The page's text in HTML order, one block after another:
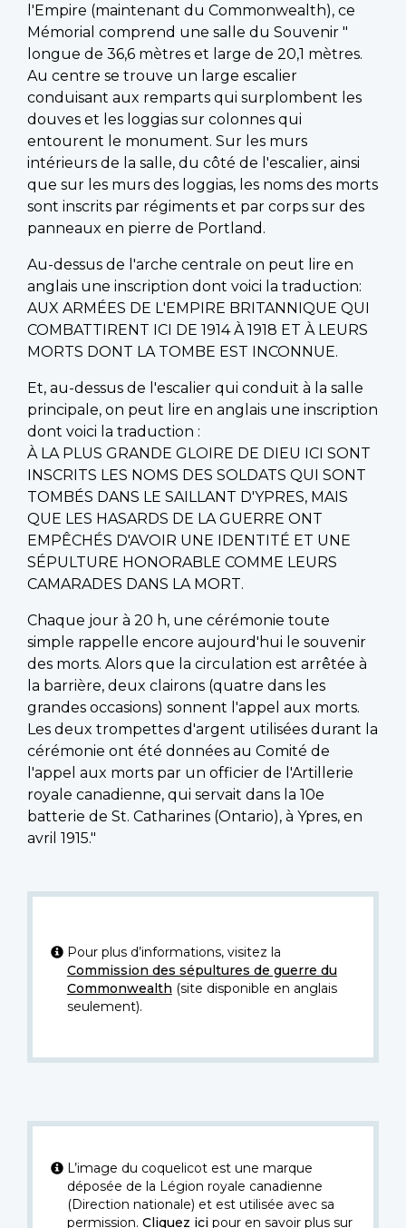
l'Empire (maintenant du Commonwealth), ce
Mémorial comprend une salle du Souvenir "
longue de 36,6 mètres et large de 20,1 mètres.
Au centre se trouve un large escalier
conduisant aux remparts qui surplombent les
douves et les loggias sur colonnes qui
entourent le monument. Sur les murs
intérieurs de la salle, du côté de l'escalier, ainsi
que sur les murs des loggias, les noms des morts
sont inscrits par régiments et par corps sur des
panneaux en pierre de Portland.
Au-dessus de l'arche centrale on peut lire en
anglais une inscription dont voici la traduction:
AUX ARMÉES DE L'EMPIRE BRITANNIQUE QUI
COMBATTIRENT ICI DE 1914 À 1918 ET À LEURS
MORTS DONT LA TOMBE EST INCONNUE.
Et, au-dessus de l'escalier qui conduit à la salle
principale, on peut lire en anglais une inscription
dont voici la traduction :
À LA PLUS GRANDE GLOIRE DE DIEU ICI SONT
INSCRITS LES NOMS DES SOLDATS QUI SONT
TOMBÉS DANS LE SAILLANT D'YPRES, MAIS
QUE LES HASARDS DE LA GUERRE ONT
EMPÊCHÉS D'AVOIR UNE IDENTITÉ ET UNE
SÉPULTURE HONORABLE COMME LEURS
CAMARADES DANS LA MORT.
Chaque jour à 20 h, une cérémonie toute
simple rappelle encore aujourd'hui le souvenir
des morts. Alors que la circulation est arrêtée à
la barrière, deux clairons (quatre dans les
grandes occasions) sonnent l'appel aux morts.
Les deux trompettes d'argent utilisées durant la
cérémonie ont été données au Comité de
l'appel aux morts par un officier de l'Artillerie
royale canadienne, qui servait dans la 10e
batterie de St. Catharines (Ontario), à Ypres, en
avril 1915."
Pour plus d’informations, visitez la
Commission des sépultures de guerre du
Commonwealth (site disponible en anglais
seulement).
L’image du coquelicot est une marque
déposée de la Légion royale canadienne
(Direction nationale) et est utilisée avec sa
permission. Cliquez icipour en savoir plus sur